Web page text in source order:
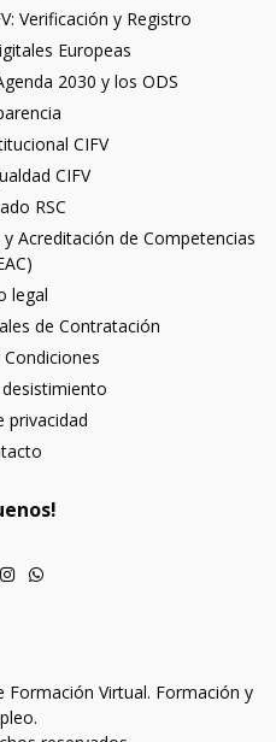
Verificación y Registro
Europeas
2030 y los ODS
CIFV
CIFV
RSC
Acreditación de Competencias
legal
de Contratación
privacidad
Virtual. Formación y